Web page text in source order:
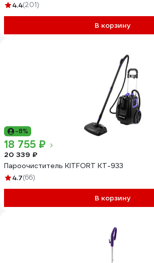
4.4(201)
В корзину
-8%
18 755 ₽
20 339 ₽
Пароочиститель KITFORT КТ-933
4.7(66)
В корзину